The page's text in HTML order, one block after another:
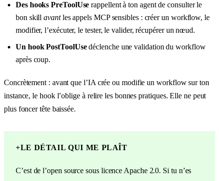
Des hooks PreToolUse rappellent à ton agent de consulter le
bon skillavantles appels MCP sensibles : créer un workflow, le
modifier, l’exécuter, le tester, le valider, récupérer un nœud.
Un hook PostToolUsedéclenche une validation du workflow
après coup.
Concrètement : avant que l’IA crée ou modifie un workflow sur ton
instance, le hook l’oblige à relire les bonnes pratiques. Elle ne peut
plus foncer tête baissée.
+LE DÉTAIL QUI ME PLAÎT
C’est de l’open source sous licence Apache 2.0. Si tu n’es